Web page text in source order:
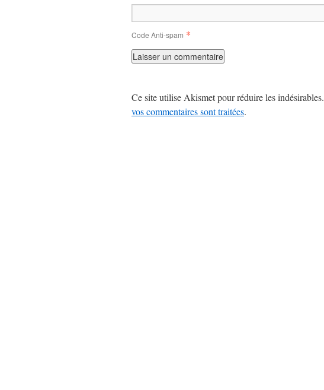
Code Anti-spam *
Ce site utilise Akismet pour réduire les indésirables.
vos commentaires sont traitées.